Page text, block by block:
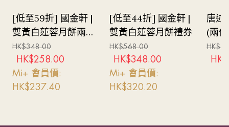
[低至59折] 國金軒 |
雙黃白蓮蓉月餅兩個
配蝴蝶酥六件禮券
HK$348.00
HK$258.00
Mi+ 會員價:
HK$237.40
[低至44折] 國金軒 |
雙黃白蓮蓉月餅禮券
HK$568.00
HK$348.00
Mi+ 會員價:
HK$320.20
唐述
(兩
費及
HK$
HK$